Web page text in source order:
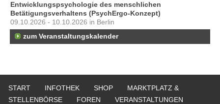
Entwicklungspsychologie des menschlichen
Betätigungsverhaltens (PsychErgo-Konzept)
09.10.2026 - 10.10.2026 in Berlin
zum Veranstaltungskalender
START INFOTHEK SHOP
MARKTPLATZ &
STELLENBÖRSE
FOREN
VERANSTALTUNGEN